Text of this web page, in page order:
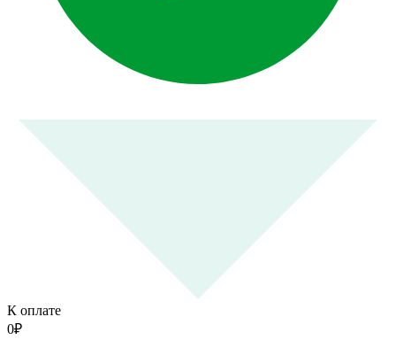
К оплате
0₽